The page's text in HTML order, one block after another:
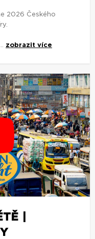
2026 Českého
zobrazit více
|